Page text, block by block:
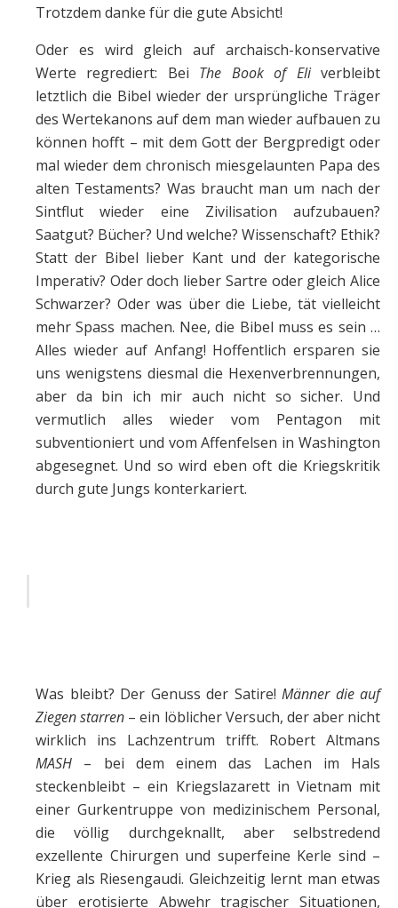
Trotzdem danke für die gute Absicht!
Oder es wird gleich auf archaisch-konservative
Werte regrediert: Bei The Book of Eliverbleibt
letztlich die Bibel wieder der ursprüngliche Träger
des Wertekanons auf dem man wieder aufbauen zu
können hofft – mit dem Gott der Bergpredigt oder
mal wieder dem chronisch miesgelaunten Papa des
alten Testaments? Was braucht man um nach der
Sintflut wieder eine Zivilisation aufzubauen?
Saatgut? Bücher? Und welche? Wissenschaft? Ethik?
Statt der Bibel lieber Kant und der kategorische
Imperativ? Oder doch lieber Sartre oder gleich Alice
Schwarzer? Oder was über die Liebe, tät vielleicht
mehr Spass machen. Nee, die Bibel muss es sein …
Alles wieder auf Anfang! Hoffentlich ersparen sie
uns wenigstens diesmal die Hexenverbrennungen,
aber da bin ich mir auch nicht so sicher. Und
vermutlich alles wieder vom Pentagon mit
subventioniert und vom Affenfelsen in Washington
abgesegnet. Und so wird eben oft die Kriegskritik
durch gute Jungs konterkariert.
Was bleibt? Der Genuss der Satire! Männer die auf
Ziegen starren – ein löblicher Versuch, der aber nicht
wirklich ins Lachzentrum trifft. Robert Altmans
MASH – bei dem einem das Lachen im Hals
steckenbleibt – ein Kriegslazarett in Vietnam mit
einer Gurkentruppe von medizinischem Personal,
die völlig durchgeknallt, aber selbstredend
exzellente Chirurgen und superfeine Kerle sind –
Krieg als Riesengaudi. Gleichzeitig lernt man etwas
über erotisierte Abwehr tragischer Situationen,